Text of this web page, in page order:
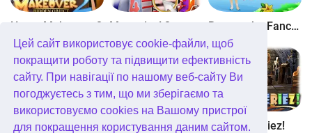
Цей сайт використовує cookie-файли, щоб
покращити роботу та підвищити ефективність
сайту. При навігації по нашому веб-сайту Ви
погоджуєтесь з тим, що ми зберігаємо та
використовуємо cookies на Вашому пристрої
для покращення користування даним сайтом.
познайомитеся з місцевими жителями та їхніми дивностями,
дізнаєтесь секрет Чорного Лотоса та древнього пророцтва, а
також відкриєте нові можливості. Вам знадобиться Flash 8
plug-in від Macromedia щоб грати.
Home Makeover 2 Mysteriez! 2 Rescue the Fancy Girl
Find the School Bag Find the Gift Box ABC Mysteriez!